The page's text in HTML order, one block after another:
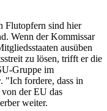
Flutopfern sind hier
Wenn der Kommissar
ausüben
zu lösen, trifft er die
Gruppe im
. "Ich fordere, dass in
der EU das
weiter.